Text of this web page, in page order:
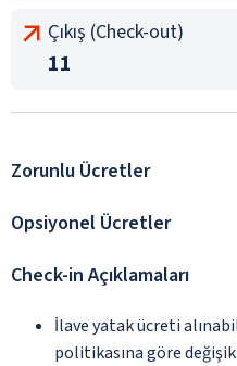
Çıkış (Check-out)
11
Zorunlu Ücretler
Opsiyonel Ücretler
Check-in Açıklamaları
İlave yatak ücreti
politikasına göre